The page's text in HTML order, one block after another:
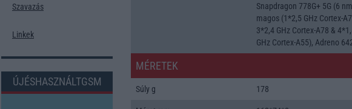
Szavazás
Linkek
ÚJÉSHASZNÁLTGSM
Snapdragon 778G+ 5G (6
magos (1*2,5 GHz Cortex-
3*2,4 GHz Cortex-A78 &
GHz Cortex-A55), Adreno
MÉRETEK
Súly g 178